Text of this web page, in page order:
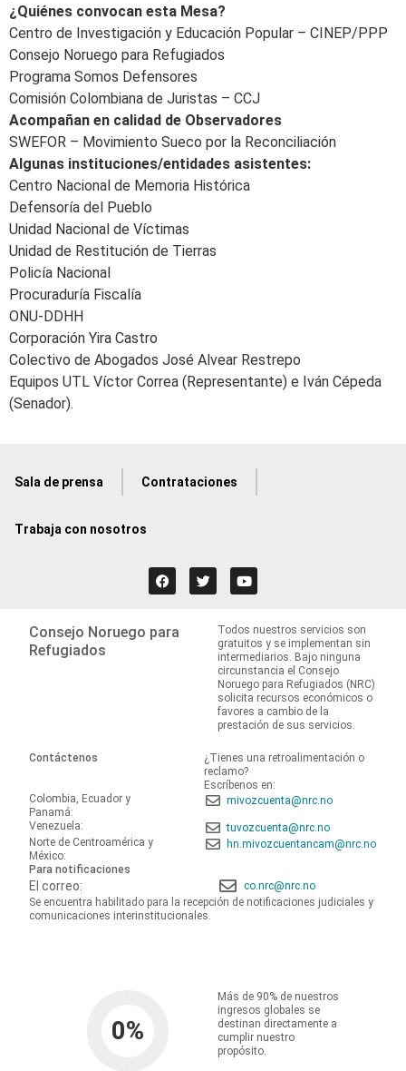
¿Quiénes convocan esta Mesa?
Centro de Investigación y Educación Popular – CINEP/PPP
Consejo Noruego para Refugiados
Programa Somos Defensores
Comisión Colombiana de Juristas – CCJ
Acompañan en calidad de Observadores
SWEFOR – Movimiento Sueco por la Reconciliación
Algunas instituciones/entidades asistentes:
Centro Nacional de Memoria Histórica
Defensoría del Pueblo
Unidad Nacional de Víctimas
Unidad de Restitución de Tierras
Policía Nacional
Procuraduría Fiscalía
ONU-DDHH
Corporación Yira Castro
Colectivo de Abogados José Alvear Restrepo
Equipos UTL Víctor Correa (Representante) e Iván Cépeda
(Senador).
Sala de prensa Contrataciones
Trabaja con nosotros
Consejo Noruego para
Refugiados
Todos nuestros servicios son
gratuitos y se implementan sin
intermediarios. Bajo ninguna
circunstancia el Consejo
Noruego para Refugiados (NRC)
solicita recursos económicos o
favores a cambio de la
prestación de sus servicios.
Contáctenos
¿Tienes una retroalimentación o
reclamo?
Escríbenos en:
Colombia, Ecuador y
Panamá:
mivozcuenta@nrc.no
Venezuela:
tuvozcuenta@nrc.no
Norte de Centroamérica y
México:
hn.mivozcuentancam@nrc.no
Para notificaciones
El correo:
co.nrc@nrc.no
Se encuentra habilitado para la recepción de notificaciones judiciales y
comunicaciones interinstitucionales.
0%
Más de 90% de nuestros
ingresos globales se
destinan directamente a
cumplir nuestro
propósito.